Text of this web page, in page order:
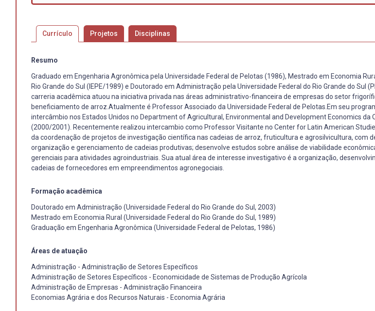
Currículo Projetos Disciplinas
Resumo
Graduado em Engenharia Agronômica pela Universidade Federal de Pelotas (1986), Mestrado em Economia
Rio Grande do Sul (IEPE/1989) e Doutorado em Administração pela Universidade Federal do Rio Grande do Sul
carreria acadêmica atuou na iniciativa privada nas áreas administrativo-financeira de empresas do setor
beneficiamento de arroz.Atualmente é Professor Associado da Universidade Federal de Pelotas.Em seu
intercâmbio nos Estados Unidos no Department of Agricultural, Environmental and Development Economics da
(2000/2001). Recentemente realizou intercambio como Professor Visitante no Center for Latin American
da coordenação de projetos de investigação científica nas cadeias de arroz, fruticultura e agrosilvicultura, com
organização e gerenciamento de cadeias produtivas; desenvolve estudos sobre análise de viabilidade
gerenciais para atividades agroindustriais. Sua atual área de interesse investigativo é a organização,
cadeias de fornecedores em empreendimentos agronegociais.
Formação acadêmica
Doutorado em Administração (Universidade Federal do Rio Grande do Sul, 2003)
Mestrado em Economia Rural (Universidade Federal do Rio Grande do Sul, 1989)
Graduação em Engenharia Agronômica (Universidade Federal de Pelotas, 1986)
Áreas de atuação
Administração - Administração de Setores Específicos
Administração de Setores Específicos - Economicidade de Sistemas de Produção Agrícola
Administração de Empresas - Administração Financeira
Economias Agrária e dos Recursos Naturais - Economia Agrária